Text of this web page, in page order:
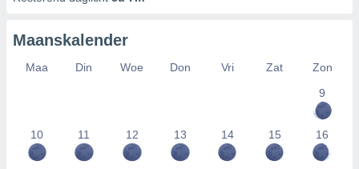
Maanskalender
Maa Din Woe Don Vri Zat
Zon
9
10 11 12 13 14 15 16